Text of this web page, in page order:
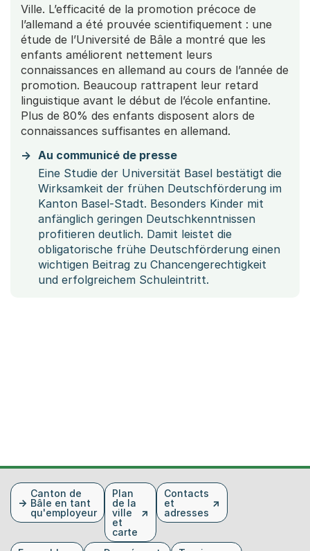
Ville. L’efficacité de la promotion précoce de
l’allemand a été prouvée scientifiquement : une
étude de l’Université de Bâle a montré que les
enfants améliorent nettement leurs
connaissances en allemand au cours de l’année de
promotion. Beaucoup rattrapent leur retard
linguistique avant le début de l’école enfantine.
Plus de 80% des enfants disposent alors de
connaissances suffisantes en allemand.
Au communicé de presse
Eine Studie der Universität Basel bestätigt die
Wirksamkeit der frühen Deutschförderung im
Kanton Basel-Stadt. Besonders Kinder mit
anfänglich geringen Deutschkenntnissen
profitieren deutlich. Damit leistet die
obligatorische frühe Deutschförderung einen
wichtigen Beitrag zu Chancengerechtigkeit
und erfolgreichem Schuleintritt.
FusszeileCanton de
Bâle en tant
qu'employeur
Plan
de la
ville
et
carte
Contacts
et
adresses